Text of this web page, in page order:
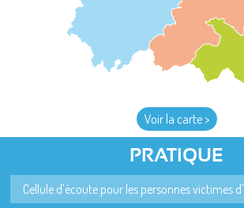
Voir la carte >
PRATIQUE
Cellule d'écoute pour les personnes victimes